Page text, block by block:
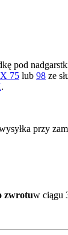
pod
75 lub 98 ze
.
przy
zwrotuw ciągu